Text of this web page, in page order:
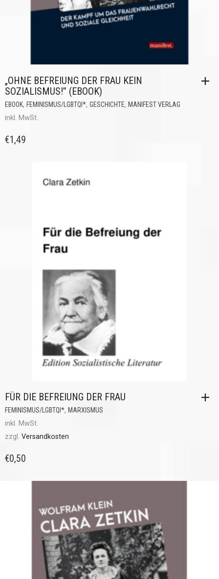
„OHNE BEFREIUNG DER FRAU KEIN
SOZIALISMUS!” (EBOOK)
EBOOK, FEMINISMUS/LGBTQI*, GESCHICHTE, MANIFEST VERLAG
inkl. MwSt.
€1,49
FÜR DIE BEFREIUNG DER FRAU
FEMINISMUS/LGBTQI*, MARXISMUS
inkl. MwSt.
zzgl. Versandkosten
€0,50